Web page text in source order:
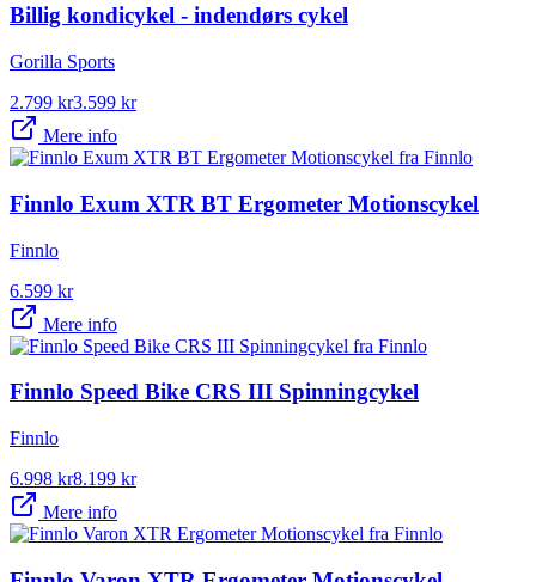
Billig kondicykel - indendørs cykel
Gorilla Sports
2.799 kr3.599 kr
Mere info
Finnlo Exum XTR BT Ergometer Motionscykel
Finnlo
6.599 kr
Mere info
Finnlo Speed Bike CRS III Spinningcykel
Finnlo
6.998 kr8.199 kr
Mere info